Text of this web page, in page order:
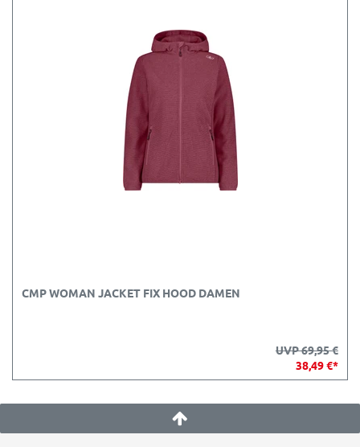
CMP WOMAN JACKET FIX HOOD DAMEN
UVP 69,95 €
38,49 €*